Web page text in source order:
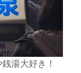
湯大好き！